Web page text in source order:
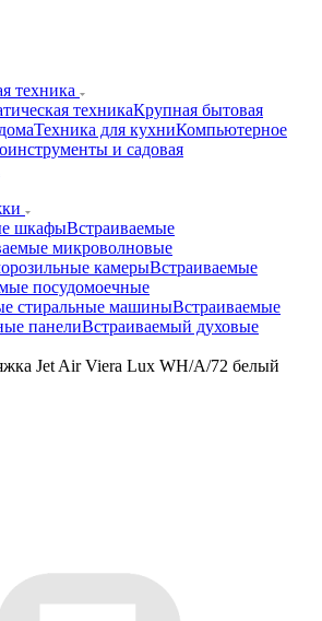
техника
техникаКрупная бытовая
Техника для кухниКомпьютерное
и садовая
шкафыВстраиваемые
микроволновые
камерыВстраиваемые
посудомоечные
стиральные машиныВстраиваемые
панелиВстраиваемый духовые
Jet Air Viera Lux WH/A/72 белый